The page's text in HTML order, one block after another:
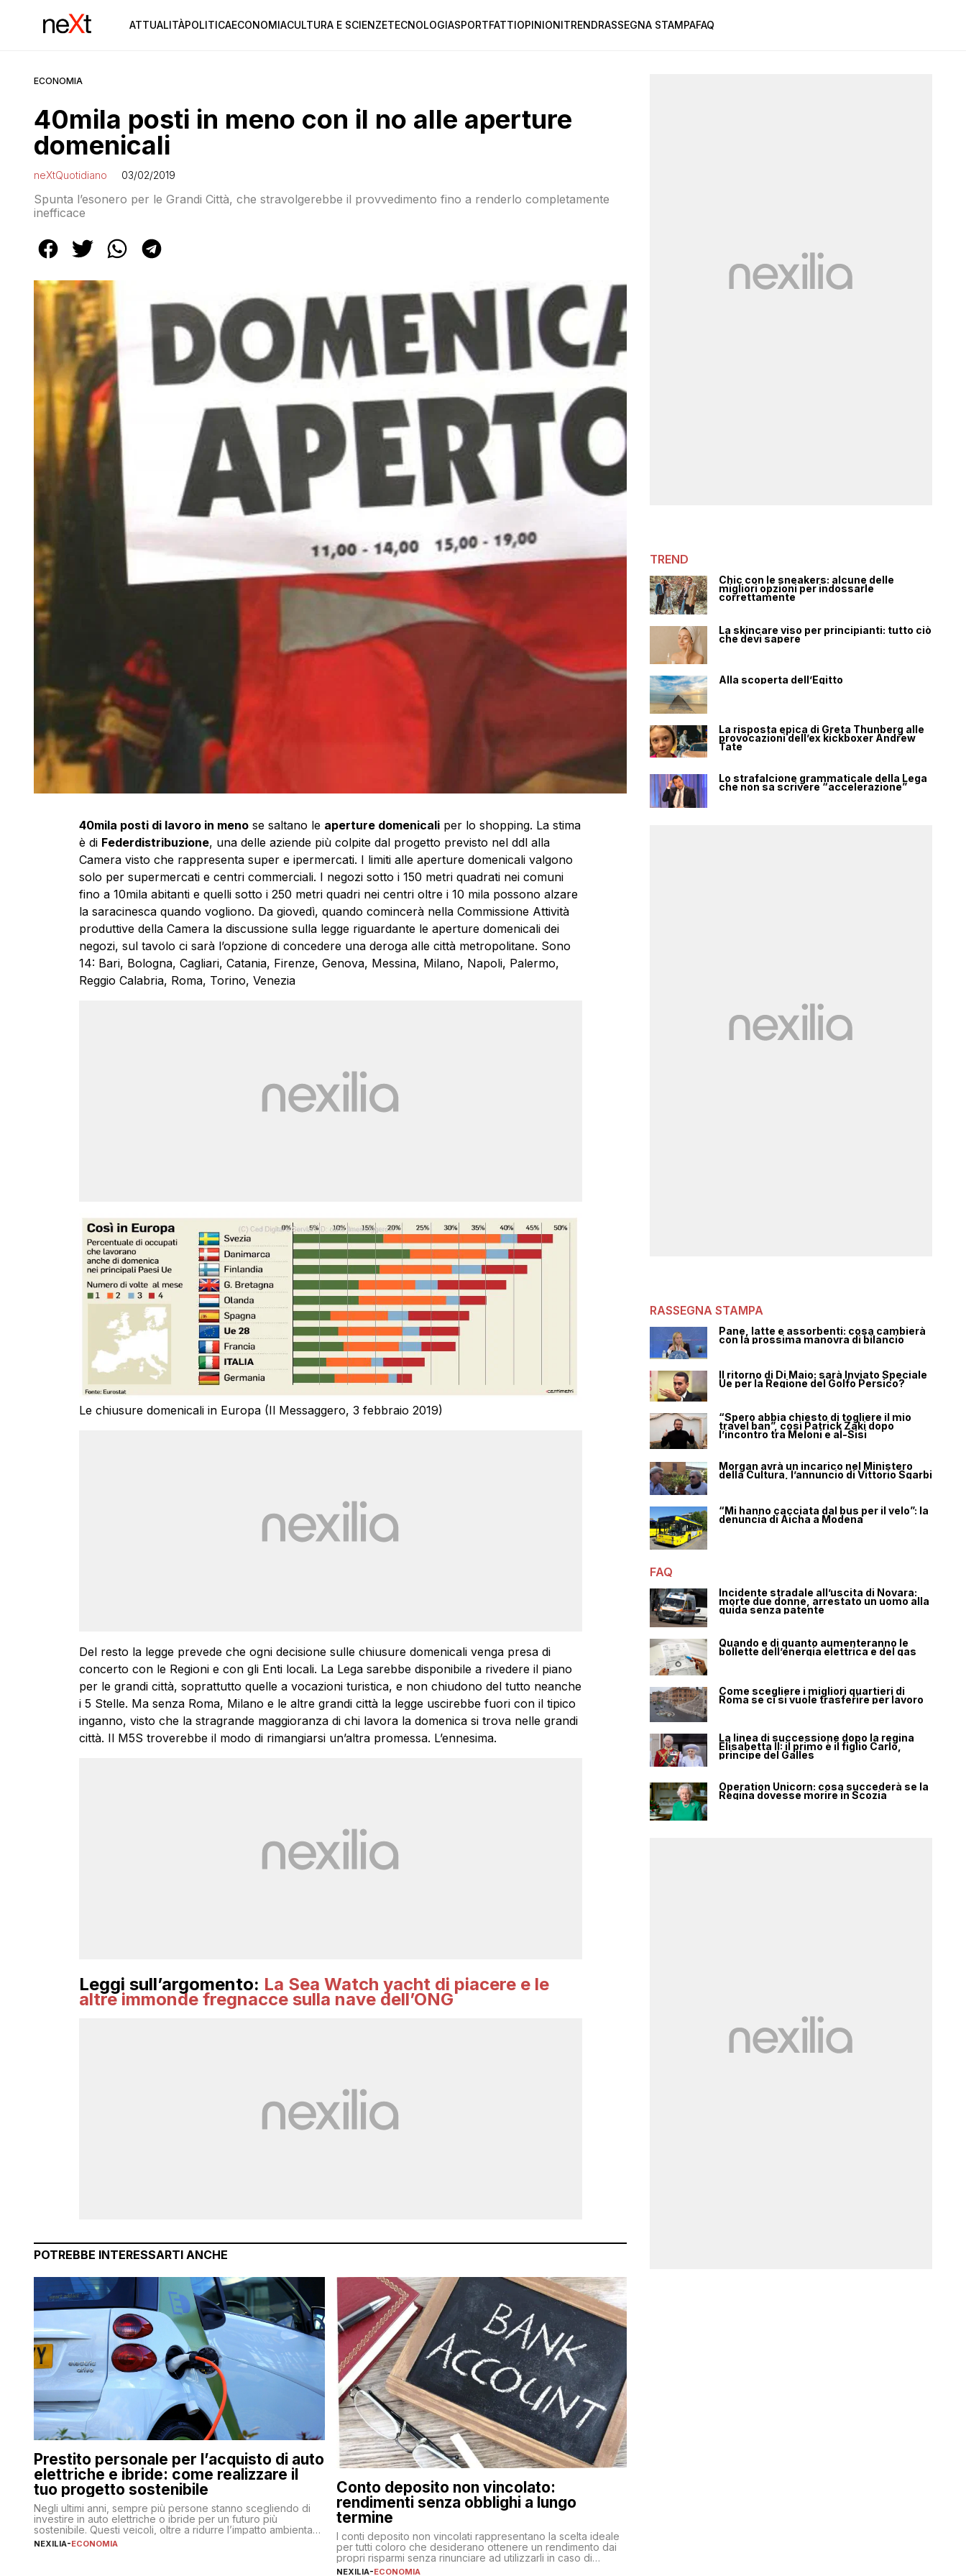
ATTUALITÀPOLITICAECONOMIACULTURA E SCIENZETECNOLOGIASPORTFATTIOPINIONITRENDRASSEGNA STAMPAFAQ
ECONOMIA
40mila posti in meno con il no alle aperture
domenicali
neXtQuotidiano 03/02/2019
Spunta l’esonero per le Grandi Città, che stravolgerebbe il provvedimento fino a renderlo completamente
inefficace
40mila posti di lavoro in menose saltano le aperture domenicaliper lo shopping. La stima
è di Federdistribuzione, una delle aziende più colpite dal progetto previsto nel ddl alla
Camera visto che rappresenta super e ipermercati. I limiti alle aperture domenicali valgono
solo per supermercati e centri commerciali. I negozi sotto i 150 metri quadrati nei comuni
fino a 10mila abitanti e quelli sotto i 250 metri quadri nei centri oltre i 10 mila possono alzare
la saracinesca quando vogliono. Da giovedì, quando comincerà nella Commissione Attività
produttive della Camera la discussione sulla legge riguardante le aperture domenicali dei
negozi, sul tavolo ci sarà l’opzione di concedere una deroga alle città metropolitane. Sono
14: Bari, Bologna, Cagliari, Catania, Firenze, Genova, Messina, Milano, Napoli, Palermo,
Reggio Calabria, Roma, Torino, Venezia
Le chiusure domenicali in Europa (Il Messaggero, 3 febbraio 2019)
Del resto la legge prevede che ogni decisione sulle chiusure domenicali venga presa di
concerto con le Regioni e con gli Enti locali. La Lega sarebbe disponibile a rivedere il piano
per le grandi città, soprattutto quelle a vocazioni turistica, e non chiudono del tutto neanche
i 5 Stelle. Ma senza Roma, Milano e le altre grandi città la legge uscirebbe fuori con il tipico
inganno, visto che la stragrande maggioranza di chi lavora la domenica si trova nelle grandi
città. Il M5S troverebbe il modo di rimangiarsi un’altra promessa. L’ennesima.
Leggi sull’argomento: La Sea Watch yacht di piacere e le
altre immonde fregnacce sulla nave dell’ONG
POTREBBE INTERESSARTI ANCHE
Prestito personale per l’acquisto di auto
elettriche e ibride: come realizzare il
tuo progetto sostenibile
Negli ultimi anni, sempre più persone stanno scegliendo di
investire in auto elettriche o ibride per un futuro più
sostenibile. Questi veicoli, oltre a ridurre l’impatto ambientale,
offrono vantaggi economici a lungo termine, come minori
NEXILIA-ECONOMIA
Conto deposito non vincolato:
rendimenti senza obblighi a lungo
termine
I conti deposito non vincolati rappresentano la scelta ideale
per tutti coloro che desiderano ottenere un rendimento dai
propri risparmi senza rinunciare ad utilizzarli in caso di
necessità. A differenza delle forme vincolate tradizionali,
NEXILIA-ECONOMIA
TREND
Chic con le sneakers: alcune delle
migliori opzioni per indossarle
correttamente
La skincare viso per principianti: tutto ciò
che devi sapere
Alla scoperta dell’Egitto
La risposta epica di Greta Thunberg alle
provocazioni dell’ex kickboxer Andrew
Tate
Lo strafalcione grammaticale della Lega
che non sa scrivere “accelerazione”
RASSEGNA STAMPA
Pane, latte e assorbenti: cosa cambierà
con la prossima manovra di bilancio
Il ritorno di Di Maio: sarà Inviato Speciale
Ue per la Regione del Golfo Persico?
“Spero abbia chiesto di togliere il mio
travel ban”, così Patrick Zaki dopo
l’incontro tra Meloni e al-Sisi
Morgan avrà un incarico nel Ministero
della Cultura, l’annuncio di Vittorio Sgarbi
“Mi hanno cacciata dal bus per il velo”: la
denuncia di Aicha a Modena
FAQ
Incidente stradale all’uscita di Novara:
morte due donne, arrestato un uomo alla
guida senza patente
Quando e di quanto aumenteranno le
bollette dell’energia elettrica e del gas
Come scegliere i migliori quartieri di
Roma se ci si vuole trasferire per lavoro
La linea di successione dopo la regina
Elisabetta II: il primo è il figlio Carlo,
principe del Galles
Operation Unicorn: cosa succederà se la
Regina dovesse morire in Scozia